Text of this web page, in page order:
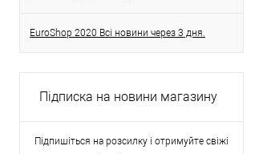
EuroShop 2020 Всі новини через 3 дня.
Підписка на новини магазину
Підпишіться на розсилку і отримуйте свіжі